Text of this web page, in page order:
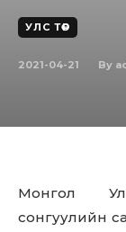
УЛС ТӨР
2021-04-21 By
Монгол
сонгуулийн